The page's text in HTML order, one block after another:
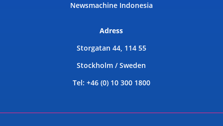
Newsmachine Indonesia
Adress
Storgatan 44, 114 55
Stockholm / Sweden
Tel: +46 (0) 10 300 1800